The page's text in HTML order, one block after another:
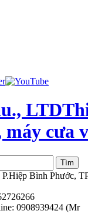
máy cưa
Bình Phước,
0908939424 (Mr